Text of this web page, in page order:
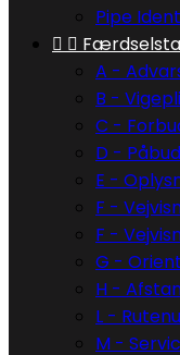
Pipe
 
A -
B -
C -
D -
E -
F -
F -
G -
H -
L -
M -